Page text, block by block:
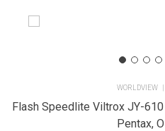
WORLDVIEW
Flash Speedlite Viltrox JY-610
Pentax,